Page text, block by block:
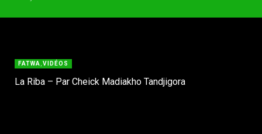
FATWA VIDÉOS
La Riba – Par Cheick Madiakho Tandjigora